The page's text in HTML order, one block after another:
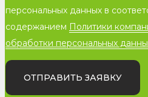
персональных данных в
содержанием Политики
обработки персональных
ОТПРАВИТЬ ЗАЯВКУ